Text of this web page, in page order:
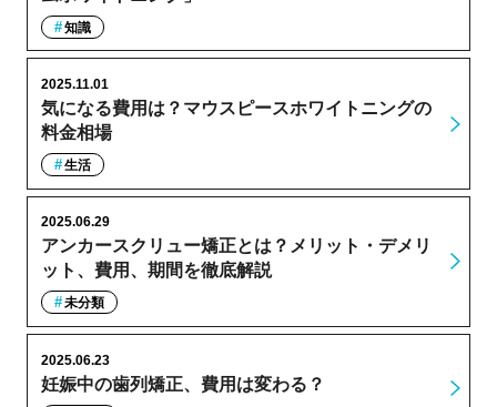
知識
気になる費用は？マウスピースホワイトニングの
料金相場
2025.11.01
生活
アンカースクリュー矯正とは？メリット・デメリ
ット、費用、期間を徹底解説
2025.06.29
未分類
妊娠中の歯列矯正、費用は変わる？
2025.06.23